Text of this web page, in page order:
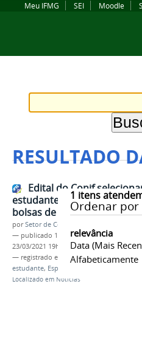
Meu IFMG SEI Moodle
RESULTADO
1 itens
Ordenar por
relevância
Data (mais
Alfabeticamente
Edital do Conif
estudantes da Rede
bolsas de estudos na
porSetor de Comunicação
— publicado 18/03/2021—última
23/03/2021 19h35
— registrado em:
edital,conif,bolsa de
estudante, Espanha
Localizado em Notícias